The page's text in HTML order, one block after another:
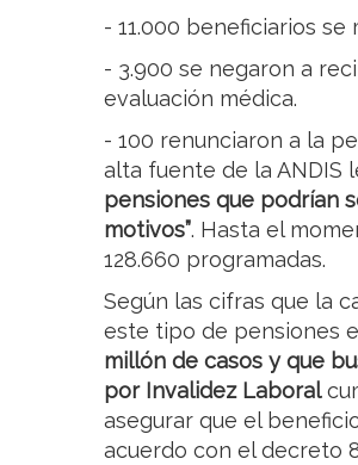
- 11.000 beneficiarios
- 3.900 se negaron a
evaluación médica.
- 100 renunciaron a la
alta fuente de la ANDIS
pensiones que podrían
motivos”. Hasta el
128.660 programadas.
Según las cifras que la
este tipo de pensiones
millón de casos y que
por Invalidez Laboral
asegurar que el
acuerdo con el decreto